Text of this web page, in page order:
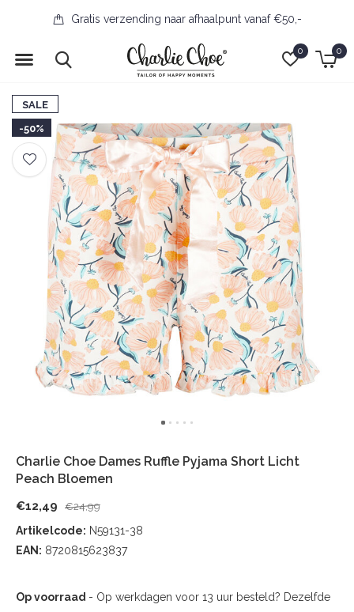
0 0
Gratis verzending naar afhaalpunt vanaf €50,-
SALE
-50%
Charlie Choe Dames Ruffle Pyjama Short Licht
Peach Bloemen
€12,49 €24,99
Artikelcode: N59131-38
EAN: 8720815623837
Op voorraad - Op werkdagen voor 13 uur besteld? Dezelfde